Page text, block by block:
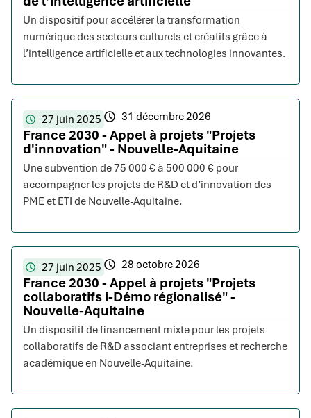
Un dispositif pour accélérer la transformation
numérique des secteurs culturels et créatifs grâce à
l’intelligence artificielle et aux technologies innovantes.
27 juin 2025 31 décembre 2026
France 2030 - Appel à projets "Projets
d'innovation" - Nouvelle-Aquitaine
Une subvention de 75 000 € à 500 000 € pour
accompagner les projets de R&D et d’innovation des
PME et ETI de Nouvelle-Aquitaine.
27 juin 2025 28 octobre 2026
France 2030 - Appel à projets "Projets
collaboratifs i-Démo régionalisé" -
Nouvelle-Aquitaine
Un dispositif de financement mixte pour les projets
collaboratifs de R&D associant entreprises et recherche
académique en Nouvelle-Aquitaine.